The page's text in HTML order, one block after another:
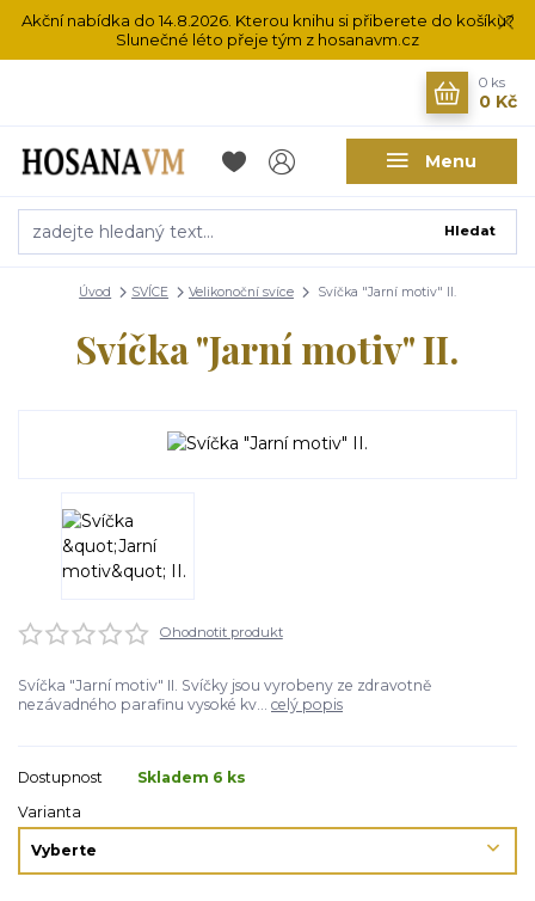
Akční nabídka do 14.8.2026. Kterou knihu si přiberete do košíku?
Slunečné léto přeje tým z hosanavm.cz
Menu
Hledat
0 ks
0 Kč
Úvod SVÍCE Velikonoční svíce Svíčka "Jarní motiv" II.
Svíčka "Jarní motiv" II.
Ohodnotit produkt
Svíčka "Jarní motiv" II. Svíčky jsou vyrobeny ze zdravotně
nezávadného parafinu vysoké kv... celý popis
Dostupnost
Skladem 6 ks
Varianta